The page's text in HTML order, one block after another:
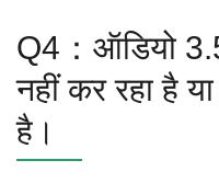
Q4：ऑडियो
नहीं कर रहा है
है।